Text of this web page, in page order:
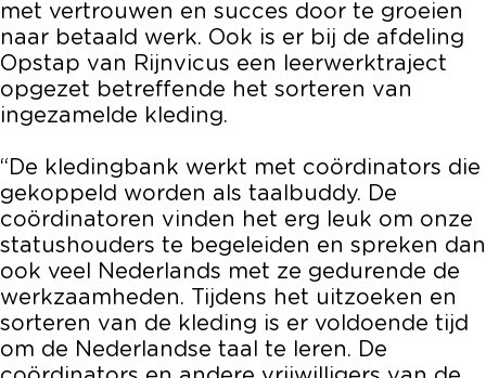
met vertrouwen en succes door te groeien
naar betaald werk. Ook is er bij de afdeling
Opstap van Rijnvicus een leerwerktraject
opgezet betreffende het sorteren van
ingezamelde kleding.
“De kledingbank werkt met coördinators die
gekoppeld worden als taalbuddy. De
coördinatoren vinden het erg leuk om onze
statushouders te begeleiden en spreken dan
ook veel Nederlands met ze gedurende de
werkzaamheden. Tijdens het uitzoeken en
sorteren van de kleding is er voldoende tijd
om de Nederlandse taal te leren. De